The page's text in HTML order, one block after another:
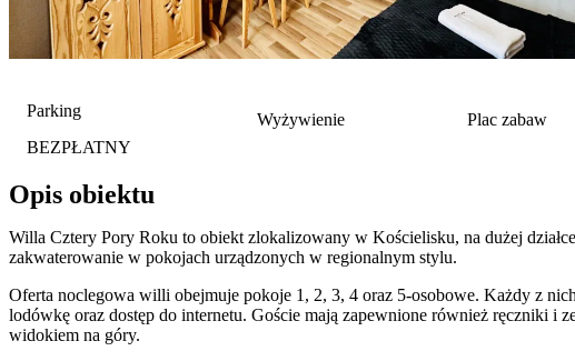
Parking
BEZPŁATNY
Wyżywienie Plac zabaw
Opis obiektu
Willa Cztery Pory Roku to obiekt zlokalizowany w Kościelisku, na dużej
zakwaterowanie w pokojach urządzonych w regionalnym stylu.
Oferta noclegowa willi obejmuje pokoje 1, 2, 3, 4 oraz 5-osobowe. Każdy z
lodówkę oraz dostęp do internetu. Goście mają zapewnione również ręczniki i
widokiem na góry.